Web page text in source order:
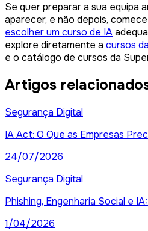
Se quer preparar a sua equipa
aparecer, e não depois,
escolher um curso de IA
explore diretamente a cursos
e o catálogo de cursos da
Artigos
Segurança Digital
IA Act: O Que as Empresas
24/07/2026
Segurança Digital
Phishing, Engenharia Social e
1/04/2026